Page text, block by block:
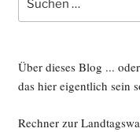
struk­
Tech­
no­
gie­
nach:
Über dieses Blog ...
das hier eigentlich sein
Rechner zur